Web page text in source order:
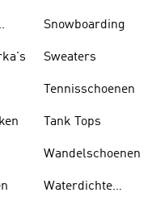
Snowboarding
Sweaters
Tennisschoenen
Tank Tops
Wandelschoenen
Waterdichte